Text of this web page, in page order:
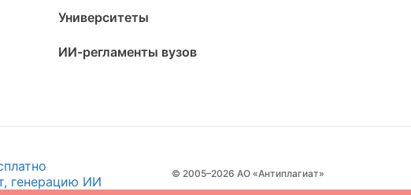
Университеты
ИИ-регламенты вузов
© 2005–2026 АО «Антиплагиат»